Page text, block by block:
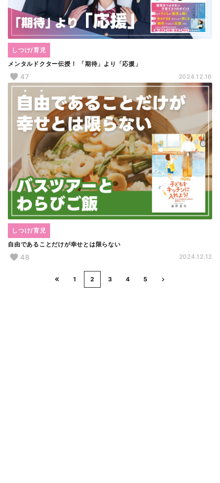
メンタルドクター伝授！ 「期待」より「応援」
しつけ/育児
47 2024.12.16
自由であることだけが幸せとは限らない
しつけ/育児
48 2024.12.12
1 2 3 4 5